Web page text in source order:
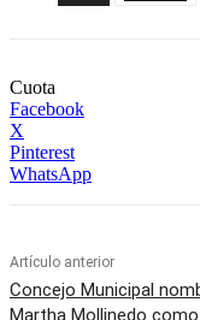
Cuota
Facebook
X
Pinterest
WhatsApp
Artículo anterior
Concejo Municipal
Martha Mollinedo como